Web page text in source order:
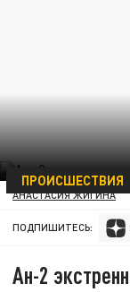
ПРОИСШЕСТВИЯ
АНАСТАСИЯ ЖИГИНА
ПОДПИШИТЕСЬ:
Ан-2